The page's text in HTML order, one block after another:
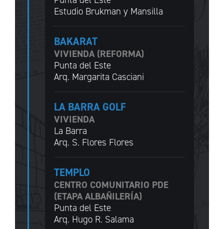
Estudio Brukman y Mansilla
BAKARAT
VIVIENDA (REFORMA)
Punta del Este
Arq. Margarita Casciani
LA BARRA GOLF
VIVIENDA
La Barra
Arq. S. Flores Flores
TEMPLO
CENTRO COMUNITARIO PDE
(ETAPA ALBAÑILERÍA)
Punta del Este
Arq. Hugo R. Salama